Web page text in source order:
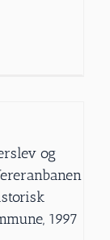
og
1997